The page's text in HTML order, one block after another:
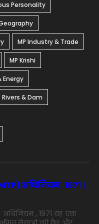
Personality
MP Industry & Trade
MP Krishi
Energy
Rivers & Dam
अधिनियम, 1971 |
, 1971 यह एक